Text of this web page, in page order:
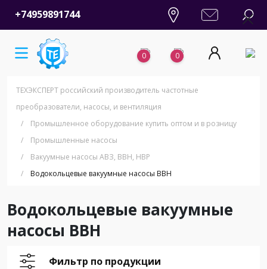
+74959891744
0 0
ТЕХЭКСПЕРТ российский производитель частотные
преобразователи, насосы, и вентиляция
/
Промышленное оборудование купить оптом и в розницу
/
Промышленные насосы
/
Вакуумные насосы АВЗ, ВВН, НВР
/
Водокольцевые вакуумные насосы ВВН
Водокольцевые вакуумные
насосы ВВН
Фильтр по продукции